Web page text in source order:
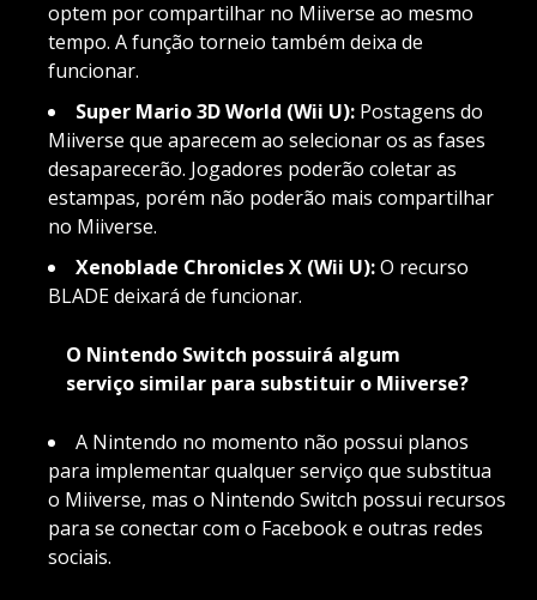
optem por compartilhar no Miiverse ao mesmo
tempo. A função torneio também deixa de
funcionar.
Super Mario 3D World (Wii U): Postagens do
Miiverse que aparecem ao selecionar os as fases
desaparecerão. Jogadores poderão coletar as
estampas, porém não poderão mais compartilhar
no Miiverse.
Xenoblade Chronicles X (Wii U):O recurso
BLADE deixará de funcionar.
O Nintendo Switch possuirá algum
serviço similar para substituir o Miiverse?
A Nintendo no momento não possui planos
para implementar qualquer serviço que substitua
o Miiverse, mas o Nintendo Switch possui recursos
para se conectar com o Facebook e outras redes
sociais.